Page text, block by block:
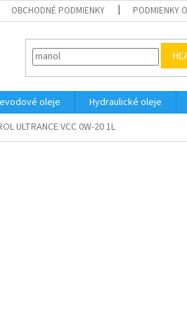
OBCHODNÉ PODMIENKY PODMIENKY
oleje Hydraulické oleje
ULTRANCE VCC 0W-20 1L